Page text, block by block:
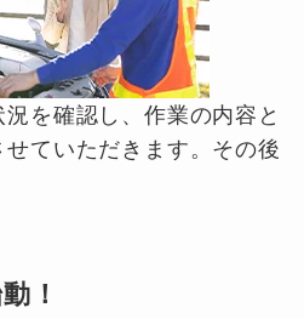
を確認し、作業の内容と
ていただきます。その後
！